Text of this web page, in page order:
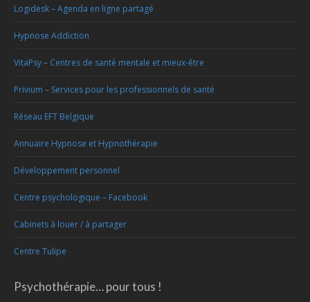
Logidesk – Agenda en ligne partagé
Hypnose Addiction
VitaPsy – Centres de santé mentale et mieux-être
Privium – Services pour les professionnels de santé
Réseau EFT Belgique
Annuaire Hypnose et Hypnothérapie
Développement personnel
Centre psychologique – Facebook
Cabinets à louer / à partager
Centre Tulipe
Psychothérapie… pour tous !